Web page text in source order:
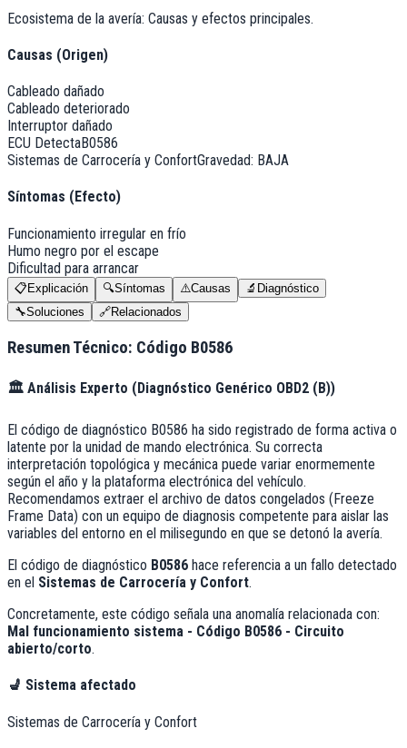
Ecosistema de la avería: Causas y efectos principales.
Causas (Origen)
Cableado dañado
Cableado deteriorado
Interruptor dañado
ECU DetectaB0586
Sistemas de Carrocería y ConfortGravedad: BAJA
Síntomas (Efecto)
Funcionamiento irregular en frío
Humo negro por el escape
Dificultad para arrancar
📋 Explicación 🔍Síntomas ⚠️Causas 🔬 Diagnóstico
🔧Soluciones 🔗Relacionados
Resumen Técnico: Código B0586
🏛️ Análisis Experto (Diagnóstico Genérico OBD2 (B))
El código de diagnóstico B0586 ha sido registrado de forma activa o
latente por la unidad de mando electrónica. Su correcta
interpretación topológica y mecánica puede variar enormemente
según el año y la plataforma electrónica del vehículo.
Recomendamos extraer el archivo de datos congelados (Freeze
Frame Data) con un equipo de diagnosis competente para aislar las
variables del entorno en el milisegundo en que se detonó la avería.
El código de diagnóstico B0586 hace referencia a un fallo detectado
en el Sistemas de Carrocería y Confort.
Concretamente, este código señala una anomalía relacionada con:
Mal funcionamiento sistema - Código B0586 - Circuito
abierto/corto.
💺 Sistema afectado
Sistemas de Carrocería y Confort